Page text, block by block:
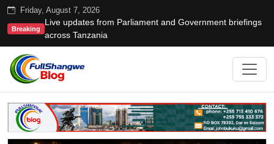
Friday, August 7, 2026
Breaking
Live updates from Parliament and Government briefings
across Tanzania